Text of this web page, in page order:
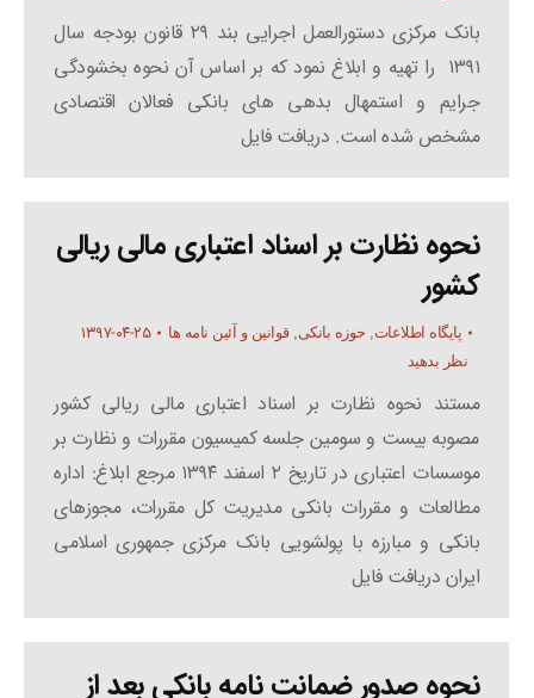
بانک مرکزی دستورالعمل اجرایی بند ۲۹ قانون بودجه سال
۱۳۹۱ را تهیه و ابلاغ نمود که بر اساس آن نحوه بخشودگی
جرایم و استمهال بدهی های بانکی فعالان اقتصادی
مشخص شده است. دریافت فایل
نحوه نظارت بر اسناد اعتباری مالی ریالی
کشور
پایگاه اطلاعات, حوزه بانکی,قوانین و آئین نامه ها ۱۳۹۷-۰۴-۲۵
نظر بدهید
مستند نحوه نظارت بر اسناد اعتباری مالی ریالی کشور
مصوبه بیست و سومین جلسه کمیسیون مقررات و نظارت بر
موسسات اعتباری در تاریخ ۲ اسفند ۱۳۹۴ مرجع ابلاغ: اداره
مطالعات و مقررات بانکی مدیریت کل مقررات، مجوزهای
بانکی و مبارزه با پولشویی بانک مرکزی جمهوری اسلامی
ایران دریافت فایل
نحوه صدور ضمانت نامه بانکی بعد از